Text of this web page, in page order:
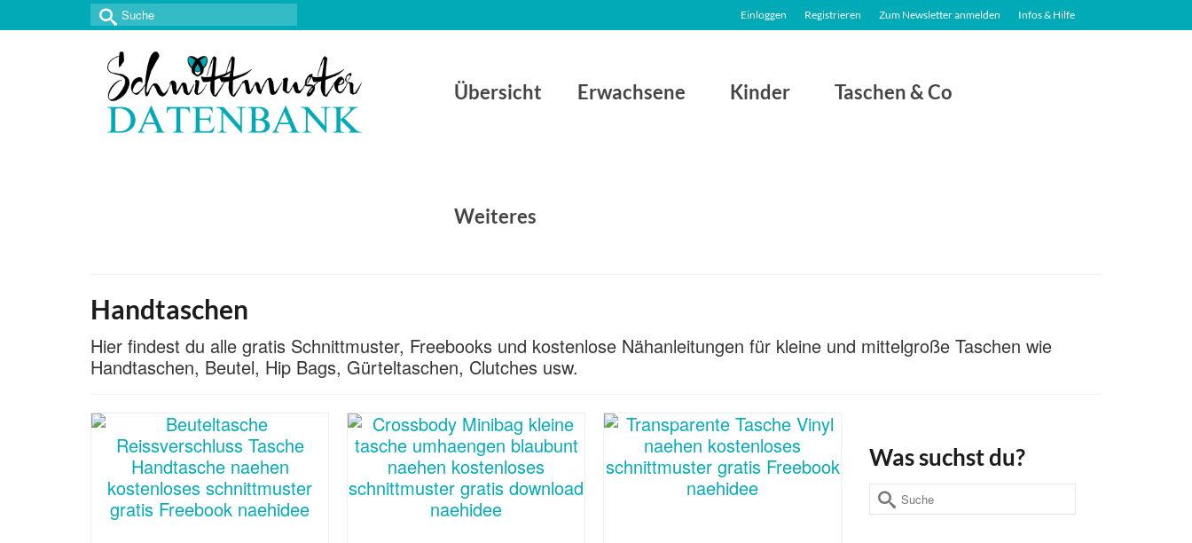
Einloggen Registrieren Zum Newsletter anmelden Infos & Hilfe
Suche
nach:
Übersicht Erwachsene Kinder Taschen & Co
Weiteres
Handtaschen
Hier findest du alle gratis Schnittmuster, Freebooks und kostenlose Nähanleitungen für kleine und mittelgroße Taschen wie
Handtaschen, Beutel, Hip Bags, Gürteltaschen, Clutches usw.
Was suchst du?
Suche
nach: